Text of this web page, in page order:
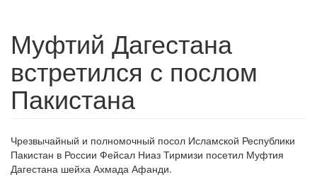
Муфтий Дагестана
встретился с послом
Пакистана
Чрезвычайный и полномочный посол Исламской Республики
Пакистан в России Фейсал Ниаз Тирмизи посетил Муфтия
Дагестана шейха Ахмада Афанди.